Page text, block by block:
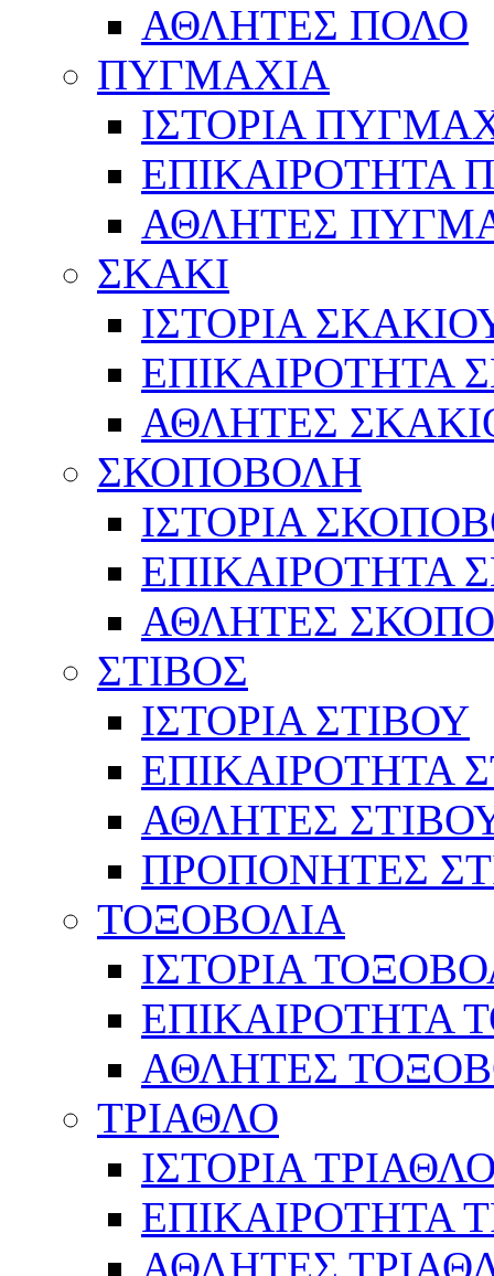
ΑΘΛΗΤΕΣ ΠΟΛΟ
ΠΥΓΜΑΧΙΑ
ΙΣΤΟΡΙΑ
ΕΠΙΚΑΙΡΟΤΗΤΑ
ΑΘΛΗΤΕΣ
ΣΚΑΚΙ
ΙΣΤΟΡΙΑ
ΕΠΙΚΑΙΡΟΤΗΤΑ
ΑΘΛΗΤΕΣ
ΣΚΟΠΟΒΟΛΗ
ΙΣΤΟΡΙΑ
ΕΠΙΚΑΙΡΟΤΗΤΑ
ΑΘΛΗΤΕΣ
ΣΤΙΒΟΣ
ΙΣΤΟΡΙΑ ΣΤΙΒΟΥ
ΕΠΙΚΑΙΡΟΤΗΤΑ
ΑΘΛΗΤΕΣ
ΠΡΟΠΟΝΗΤΕΣ
ΤΟΞΟΒΟΛΙΑ
ΙΣΤΟΡΙΑ
ΕΠΙΚΑΙΡΟΤΗΤΑ
ΑΘΛΗΤΕΣ
ΤΡΙΑΘΛΟ
ΙΣΤΟΡΙΑ
ΕΠΙΚΑΙΡΟΤΗΤΑ